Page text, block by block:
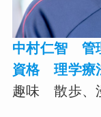
中村仁智 管
資格 理学療
趣味
散歩、